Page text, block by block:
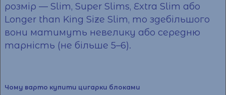
розмір — Slim, Super Slims, Extra Slim або
Longer than King Size Slim, то здебільшого
вони матимуть невелику або середню
тарність (не більше 5–6).
Чому варто купити цигарки блоками